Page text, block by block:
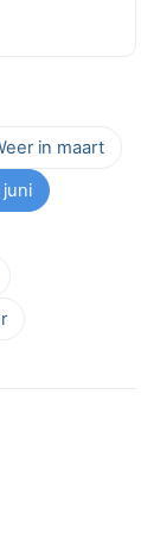
in maart
juni